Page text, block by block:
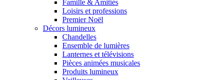
Famille & Amitiés
Loisirs et professions
Premier Noël
Décors lumineux
Chandelles
Ensemble de lumières
Lanternes et télévisions
Pièces animées musicales
Produits lumineux